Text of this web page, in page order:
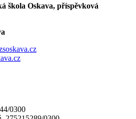
škola Oskava, příspěvková
0300